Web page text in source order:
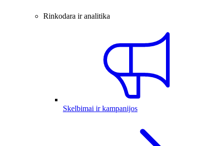
Rinkodara ir analitika
Skelbimai ir kampanijos